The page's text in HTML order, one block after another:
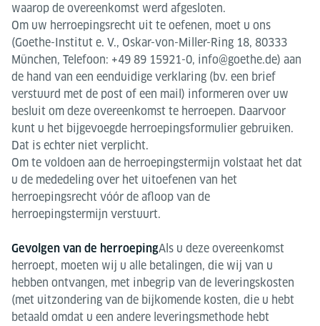
waarop de overeenkomst werd afgesloten.
Om uw herroepingsrecht uit te oefenen, moet u ons
(Goethe-Institut e. V., Oskar-von-Miller-Ring 18, 80333
München, Telefoon: +49 89 15921-0, info@goethe.de) aan
de hand van een eenduidige verklaring (bv. een brief
verstuurd met de post of een mail) informeren over uw
besluit om deze overeenkomst te herroepen. Daarvoor
kunt u het bijgevoegde herroepingsformulier gebruiken.
Dat is echter niet verplicht.
Om te voldoen aan de herroepingstermijn volstaat het dat
u de mededeling over het uitoefenen van het
herroepingsrecht vóór de afloop van de
herroepingstermijn verstuurt.
Gevolgen van de herroepingAls u deze overeenkomst
herroept, moeten wij u alle betalingen, die wij van u
hebben ontvangen, met inbegrip van de leveringskosten
(met uitzondering van de bijkomende kosten, die u hebt
betaald omdat u een andere leveringsmethode hebt